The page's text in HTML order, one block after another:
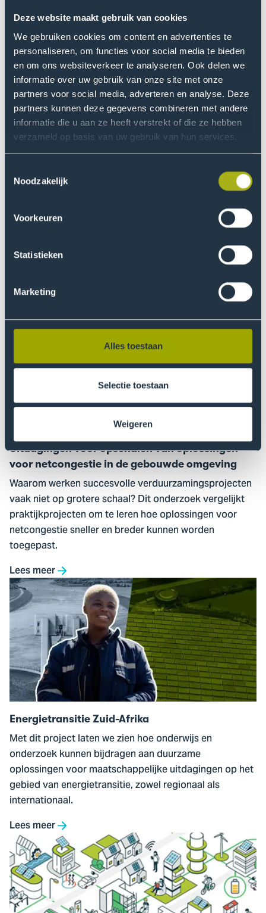
Deze website maakt gebruik van cookies
We gebruiken cookies om content en advertenties te
personaliseren, om functies voor social media te bieden
en om ons websiteverkeer te analyseren. Ook delen we
informatie over uw gebruik van onze site met onze
partners voor social media, adverteren en analyse. Deze
partners kunnen deze gegevens combineren met andere
informatie die u aan ze heeft verstrekt of die ze hebben
verzameld op basis van uw gebruik van hun services.
Noodzakelijk
Voorkeuren
Statistieken
Marketing
Alles toestaan
Selectie toestaan
Weigeren
toekomstbestendig en flexibel energiesysteem.
Lees meer
Ga
naar
HyUse:
groene
waterstof
voor
duurzame
HyUse onderzoekt hoe groene waterstof kan bijdragen
aan duurzame energievoorziening, industrie en zwaar
transport. De Haagse Hogeschool ontwikkelt en test
Lees meer
Ga
naar
voor
oplossingen
netcongestie
in
de
gebouwde
omgeving
Uitdagingen voor opschalen van oplossingen
voor netcongestie in de gebouwde omgeving
Waarom werken succesvolle verduurzamingsprojecten
vaak niet op grotere schaal? Dit onderzoek vergelijkt
praktijkprojecten om te leren hoe oplossingen voor
netcongestie sneller en breder kunnen worden
toegepast.
Lees meer
Ga
naar
Energietransitie
Zuid-
Afrika
Energietransitie Zuid-Afrika
Met dit project laten we zien hoe onderwijs en
onderzoek kunnen bijdragen aan duurzame
oplossingen voor maatschappelijke uitdagingen op het
gebied van energietransitie, zowel regionaal als
internationaal.
Lees meer
Ga
naar
Driving
Urban
Transitions